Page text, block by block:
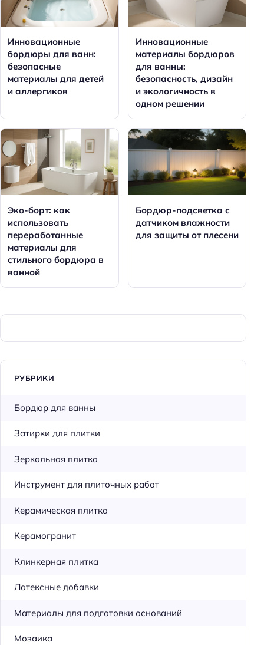
Инновационные
бордюры для ванн:
безопасные
материалы для детей
и аллергиков
Инновационные
материалы бордюров
для ванны:
безопасность, дизайн
и экологичность в
одном решении
Эко-борт: как
использовать
переработанные
материалы для
стильного бордюра в
ванной
Бордюр-подсветка с
датчиком влажности
для защиты от плесени
РУБРИКИ
Бордюр для ванны
Затирки для плитки
Зеркальная плитка
Инструмент для плиточных работ
Керамическая плитка
Керамогранит
Клинкерная плитка
Латексные добавки
Материалы для подготовки оснований
Мозаика